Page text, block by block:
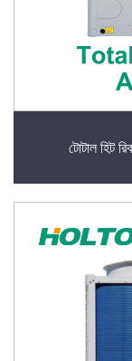
টোটাল হিট